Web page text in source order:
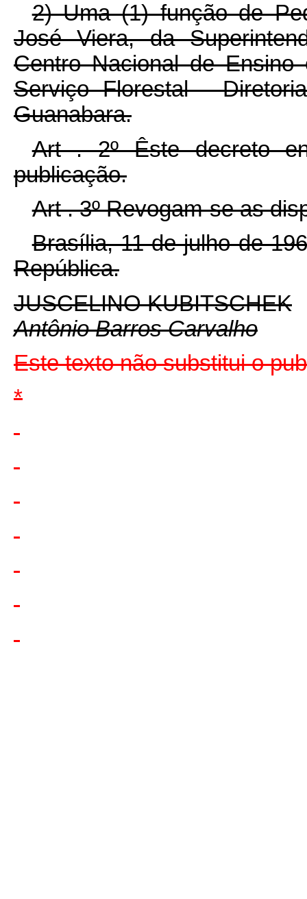
2) Uma (1) função de
José Viera, da
Centro Nacional de
Serviço Florestal -
Guanabara.
Art . 2º Êste decreto
publicação.
Art . 3º Revogam-se as
Brasília, 11 de julho de
República.
JUSCELINO KUBITSCHEK
Antônio Barros Carvalho
Este texto não substitui o
*